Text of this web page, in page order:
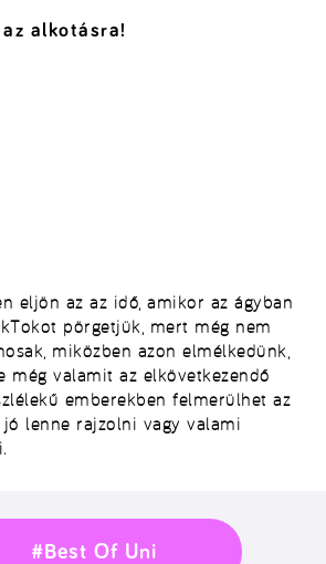
alkotásra!
eljön az az idő, amikor az ágyban
pörgetjük, mert még nem
miközben azon elmélkedünk,
még valamit az elkövetkezendő
emberekben felmerülhet az
lenne rajzolni vagy valami
#Best Of Uni